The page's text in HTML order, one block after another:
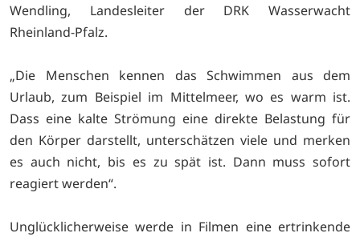
Wendling, Landesleiter der DRK Wasserwacht
Rheinland-Pfalz.
„Die Menschen kennen das Schwimmen aus dem
Urlaub, zum Beispiel im Mittelmeer, wo es warm ist.
Dass eine kalte Strömung eine direkte Belastung für
den Körper darstellt, unterschätzen viele und merken
es auch nicht, bis es zu spät ist. Dann muss sofort
reagiert werden“.
Unglücklicherweise werde in Filmen eine ertrinkende